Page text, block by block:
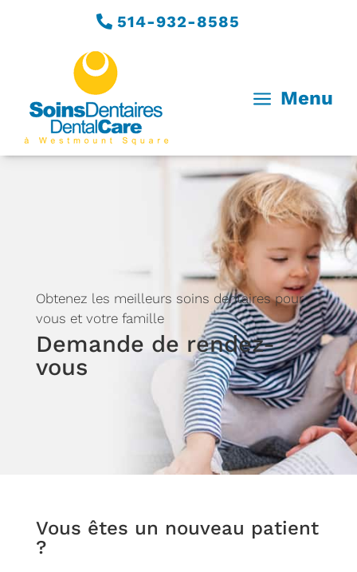
a Menu
514-932-8585
Obtenez les meilleurs soins dentaires pour
vous et votre famille
Demande de rendez-
vous
Vous êtes un nouveau patient
?